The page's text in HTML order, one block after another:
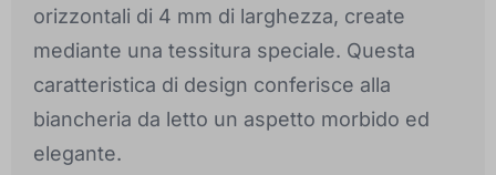
orizzontali di 4 mm di larghezza, create
mediante una tessitura speciale. Questa
caratteristica di design conferisce alla
biancheria da letto un aspetto morbido ed
elegante.